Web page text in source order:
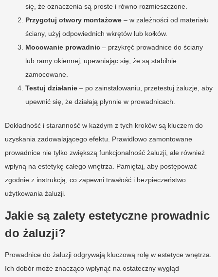
się, że oznaczenia są proste i równo rozmieszczone.
Przygotuj otwory montażowe – w zależności od materiału
ściany, użyj odpowiednich wkrętów lub kołków.
Mocowanie prowadnic – przykręć prowadnice do ściany
lub ramy okiennej, upewniając się, że są stabilnie
zamocowane.
Testuj działanie – po zainstalowaniu, przetestuj żaluzje, aby
upewnić się, że działają płynnie w prowadnicach.
Dokładność i staranność w każdym z tych kroków są kluczem do
uzyskania zadowalającego efektu. Prawidłowo zamontowane
prowadnice nie tylko zwiększą funkcjonalność żaluzji, ale również
wpłyną na estetykę całego wnętrza. Pamiętaj, aby postępować
zgodnie z instrukcją, co zapewni trwałość i bezpieczeństwo
użytkowania żaluzji.
Jakie są zalety estetyczne prowadnic
do żaluzji?
Prowadnice do żaluzji odgrywają kluczową rolę w estetyce wnętrza.
Ich dobór może znacząco wpłynąć na ostateczny wygląd